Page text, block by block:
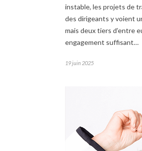
instable, les projets de
des dirigeants y voient
mais deux tiers d’entre
engagement suffisant…
19 juin 2025